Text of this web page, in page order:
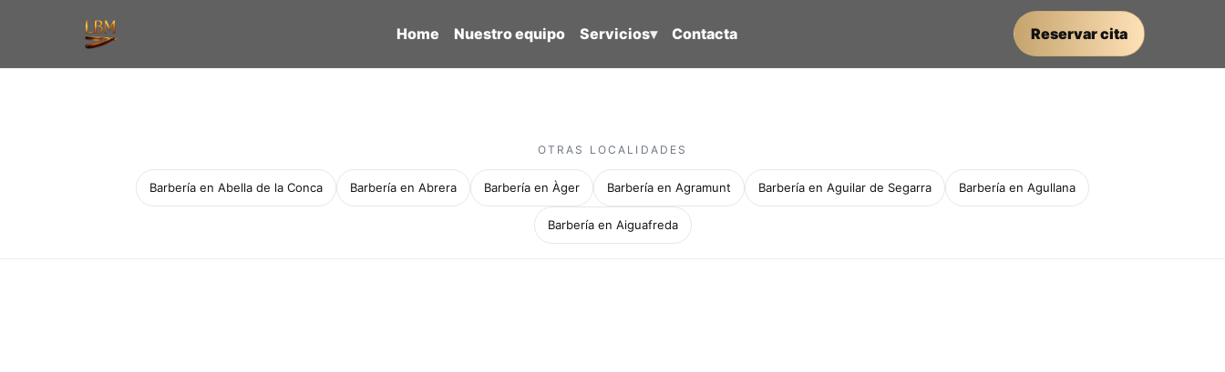
Home Nuestro equipo Servicios▾ Contacta Reservar cita
OTRAS LOCALIDADES
Barbería en Abella de la Conca Barbería en Abrera Barbería en Àger Barbería en Agramunt Barbería en Aguilar de Segarra Barbería en Agullana
Barbería en Aiguafreda